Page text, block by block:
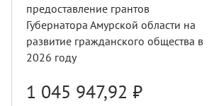
предоставление грантов
Губернатора Амурской области на
развитие гражданского общества в
2026 году
1 045 947,92 ₽